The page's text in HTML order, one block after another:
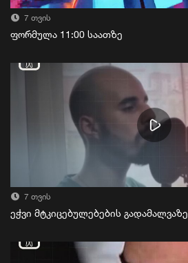
7 თვის
ფორმულა 11:00 საათზე
7 თვის
ეჭვი მტკიცებულებების გადამალვაზე